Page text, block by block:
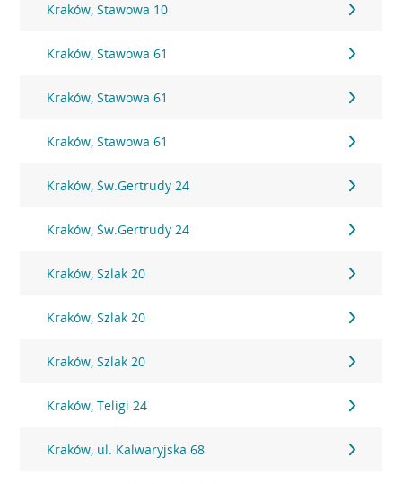
Kraków, Stawowa 10
Kraków, Stawowa 61
Kraków, Stawowa 61
Kraków, Stawowa 61
Kraków, Św.Gertrudy 24
Kraków, Św.Gertrudy 24
Kraków, Szlak 20
Kraków, Szlak 20
Kraków, Szlak 20
Kraków, Teligi 24
Kraków, ul. Kalwaryjska 68